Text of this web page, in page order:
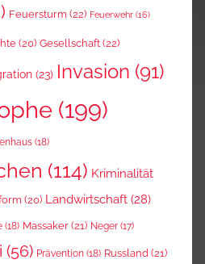
Feuersturm (22) Feuerwehr (16)
(20) Gesellschaft(22)
(23) Invasion (91)
(199)
(18)
(114) Kriminalität
(20) Landwirtschaft (28)
(18) Massaker (21) Neger (17)
(56) Prävention (18) Russland (21)